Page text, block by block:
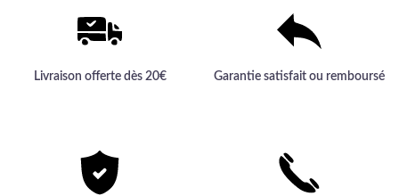
Livraison offerte dès 20€ Garantie satisfait ou remboursé